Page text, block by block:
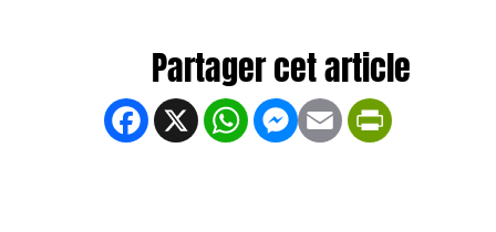
Facebook
X WhatsApp
Messenger
Email